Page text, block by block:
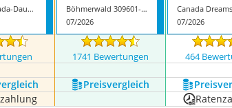
Schäfer Canada-Daunen-Ganzjahresdecke
Böhmerwald 309601-22
07/2026
07/2026
1741 Bewertungen 464
Preis­vergleich